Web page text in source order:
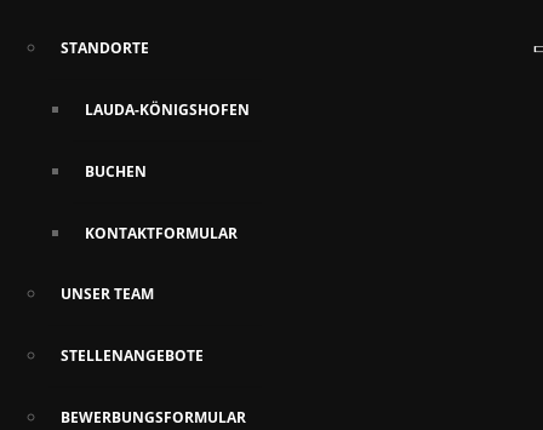
STANDORTE
LAUDA-KÖNIGSHOFEN
BUCHEN
KONTAKTFORMULAR
UNSER TEAM
STELLENANGEBOTE
BEWERBUNGSFORMULAR